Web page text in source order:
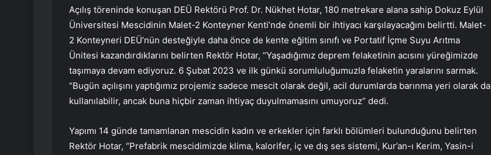
Açılış töreninde konuşan DEÜ Rektörü Prof. Dr. Nükhet Hotar, 180 metrekare alana sahip Dokuz Eylül
Üniversitesi Mescidinin Malet-2 Konteyner Kenti’nde önemli bir ihtiyacı karşılayacağını belirtti. Malet-
2 Konteyneri DEÜ’nün desteğiyle daha önce de kente eğitim sınıfı ve Portatif İçme Suyu Arıtma
Ünitesi kazandırdıklarını belirten Rektör Hotar, “Yaşadığımız deprem felaketinin acısını yüreğimizde
taşımaya devam ediyoruz. 6 Şubat 2023 ve ilk günkü sorumluluğumuzla felaketin yaralarını sarmak.
“Bugün açılışını yaptığımız projemiz sadece mescit olarak değil, acil durumlarda barınma yeri olarak da
kullanılabilir, ancak buna hiçbir zaman ihtiyaç duyulmamasını umuyoruz” dedi.
Yapımı 14 günde tamamlanan mescidin kadın ve erkekler için farklı bölümleri bulunduğunu belirten
Rektör Hotar, “Prefabrik mescidimizde klima, kalorifer, iç ve dış ses sistemi, Kur’an-ı Kerim, Yasin-i